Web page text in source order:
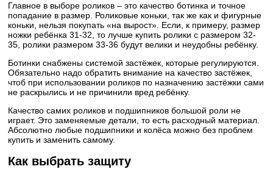
Главное в выборе роликов – это качество ботинка и точное
попадание в размер. Роликовые коньки, так же как и фигурные
коньки, нельзя покупать «на вырост». Если, к примеру, размер
ножки ребёнка 31-32, то лучше купить ролики с размером 32-
35, ролики размером 33-36 будут велики и неудобны ребёнку.
Ботинки снабжены системой застёжек, которые регулируются.
Обязательно надо обратить внимание на качество застёжек,
чтоб при использовании роликов по назначению застёжки сами
не раскрылись и не причинили вред ребёнку.
Качество самих роликов и подшипников большой роли не
играет. Это заменяемые детали, то есть расходный материал.
Абсолютно любые подшипники и колёса можно без проблем
купить и заменить самому.
Как выбрать защиту